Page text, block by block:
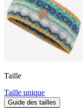
Taille
Taille unique
Guide des tailles